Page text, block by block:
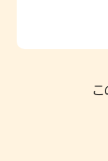
こ